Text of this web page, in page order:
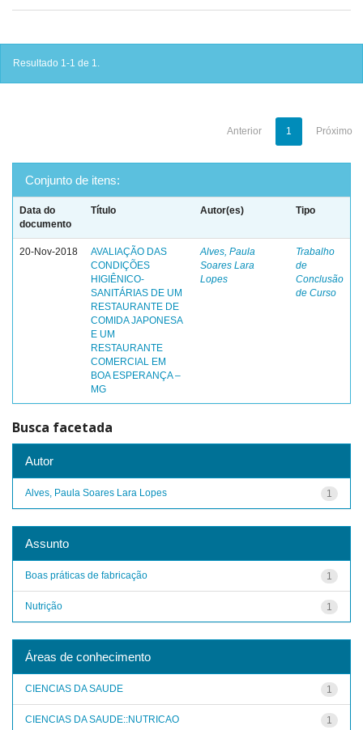
Resultado 1-1 de 1.
Anterior 1 Próximo
Conjunto de itens:
Data do
documento
Título Autor(es) Tipo
20-Nov-2018
AVALIAÇÃO DAS
CONDIÇÕES
HIGIÊNICO-
SANITÁRIAS DE UM
RESTAURANTE DE
COMIDA JAPONESA
E UM
RESTAURANTE
COMERCIAL EM
BOA ESPERANÇA –
MG
Alves, Paula
Soares Lara
Lopes
Trabalho
de
Conclusão
de Curso
Busca facetada
Autor
1
Alves, Paula Soares Lara Lopes
Assunto
1
Boas práticas de fabricação
1
Nutrição
Áreas de conhecimento
1
CIENCIAS DA SAUDE
1
CIENCIAS DA SAUDE::NUTRICAO